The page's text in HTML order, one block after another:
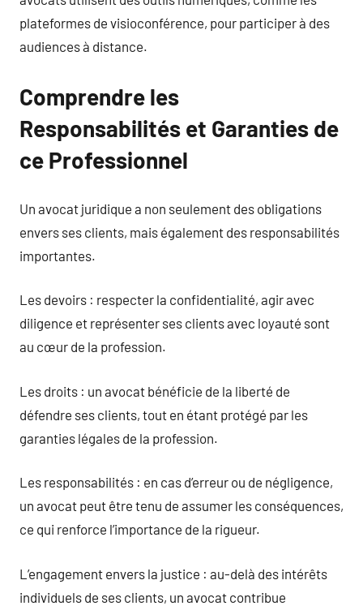
plateformes de visioconférence, pour participer à des
audiences à distance.
Comprendre les
Responsabilités et Garanties de
ce Professionnel
Un avocat juridique a non seulement des obligations
envers ses clients, mais également des responsabilités
importantes.
Les devoirs : respecter la confidentialité, agir avec
diligence et représenter ses clients avec loyauté sont
au cœur de la profession.
Les droits : un avocat bénéficie de la liberté de
défendre ses clients, tout en étant protégé par les
garanties légales de la profession.
Les responsabilités : en cas d’erreur ou de négligence,
un avocat peut être tenu de assumer les conséquences,
ce qui renforce l’importance de la rigueur.
L’engagement envers la justice : au-delà des intérêts
individuels de ses clients, un avocat contribue